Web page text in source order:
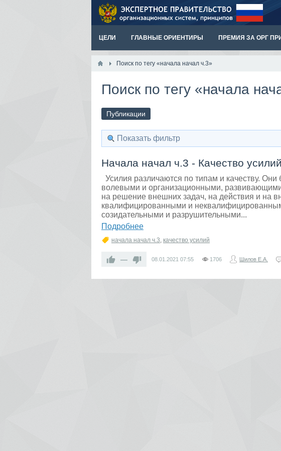
ЦЕЛИ ГЛАВНЫЕ ОРИЕНТИРЫ ПРЕМИЯ ЗА ОРГ
Поиск по тегу «начала начал ч.3»
Поиск по тегу «начала
Публикации
Показать фильтр
Начала начал ч.3 - Качество усилий
Усилия различаются по типам и качеству.
волевыми и организационными,
на решение внешних задач, на действия и на
квалифицированными и
созидательными и разрушительными...
Подробнее
начала начал ч.3, качество усилий
— 08.01.2021 07:55 1706 Шилов Е.А.